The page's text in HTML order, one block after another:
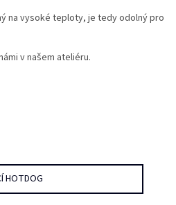
na vysoké teploty, je tedy odolný pro
v našem ateliéru.
HOTDOG